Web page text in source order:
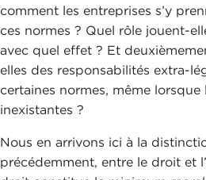
comment les entreprises s’y
ces normes ? Quel rôle jouent-
avec quel effet ? Et
elles des responsabilités extra-
certaines normes, même
inexistantes ?
Nous en arrivons ici à la
précédemment, entre le droit et